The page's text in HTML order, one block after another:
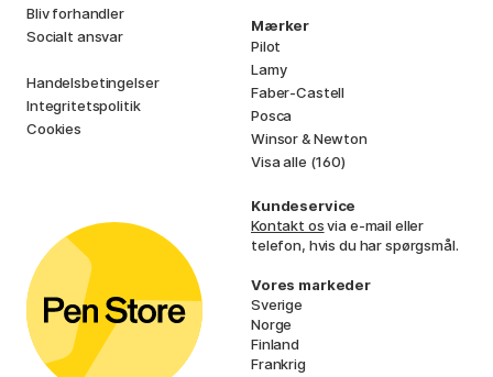
Bliv forhandler
Socialt ansvar
Handelsbetingelser
Integritetspolitik
Cookies
Mærker
Pilot
Lamy
Faber-Castell
Posca
Winsor & Newton
Visa alle (160)
Kundeservice
Kontakt osvia e-mail eller
telefon, hvis du har spørgsmål.
Vores markeder
Sverige
Norge
Finland
Frankrig